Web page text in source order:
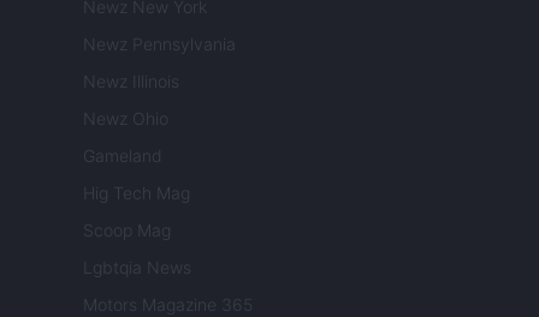
Newz New York
Newz Pennsylvania
Newz Illinois
Newz Ohio
Gameland
Hig Tech Mag
Scoop Mag
Lgbtqia News
Motors Magazine 365